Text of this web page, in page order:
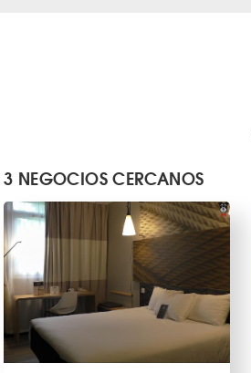
3 NEGOCIOS CERCANOS